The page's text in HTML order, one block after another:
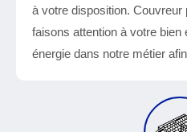
à votre disposition. Couvreur
faisons attention à votre bien
énergie dans notre métier